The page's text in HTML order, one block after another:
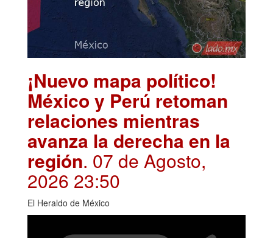
¡Nuevo mapa político!
México y Perú retoman
relaciones mientras
avanza la derecha en la
región. 07 de Agosto,
2026 23:50
El Heraldo de México